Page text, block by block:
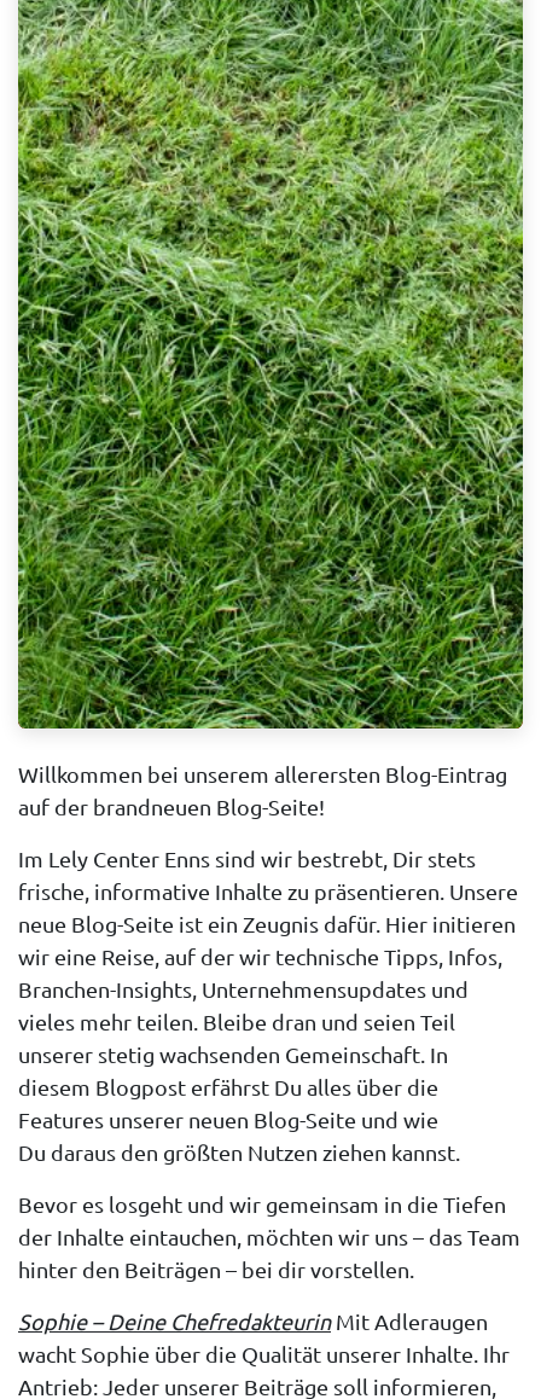
Willkommen bei unserem allerersten Blog-Eintrag
auf der brandneuen Blog-Seite!
Im Lely Center Enns sind wir bestrebt, Dir stets
frische, informative Inhalte zu präsentieren. Unsere
neue Blog-Seite ist ein Zeugnis dafür. Hier initieren
wir eine Reise, auf der wir technische Tipps, Infos,
Branchen-Insights, Unternehmensupdates und
vieles mehr teilen. Bleibe dran und seien Teil
unserer stetig wachsenden Gemeinschaft. In
diesem Blogpost erfährst Du alles über die
Features unserer neuen Blog-Seite und wie
Du daraus den größten Nutzen ziehen kannst.
Bevor es losgeht und wir gemeinsam in die Tiefen
der Inhalte eintauchen, möchten wir uns – das Team
hinter den Beiträgen – bei dir vorstellen.
Sophie – Deine ChefredakteurinMit Adleraugen
wacht Sophie über die Qualität unserer Inhalte. Ihr
Antrieb: Jeder unserer Beiträge soll informieren,